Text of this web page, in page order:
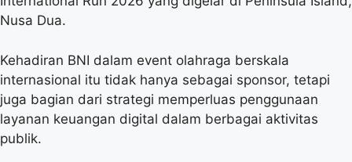
Nusa Dua.
Kehadiran BNI dalam event olahraga berskala
internasional itu tidak hanya sebagai sponsor, tetapi
juga bagian dari strategi memperluas penggunaan
layanan keuangan digital dalam berbagai aktivitas
publik.